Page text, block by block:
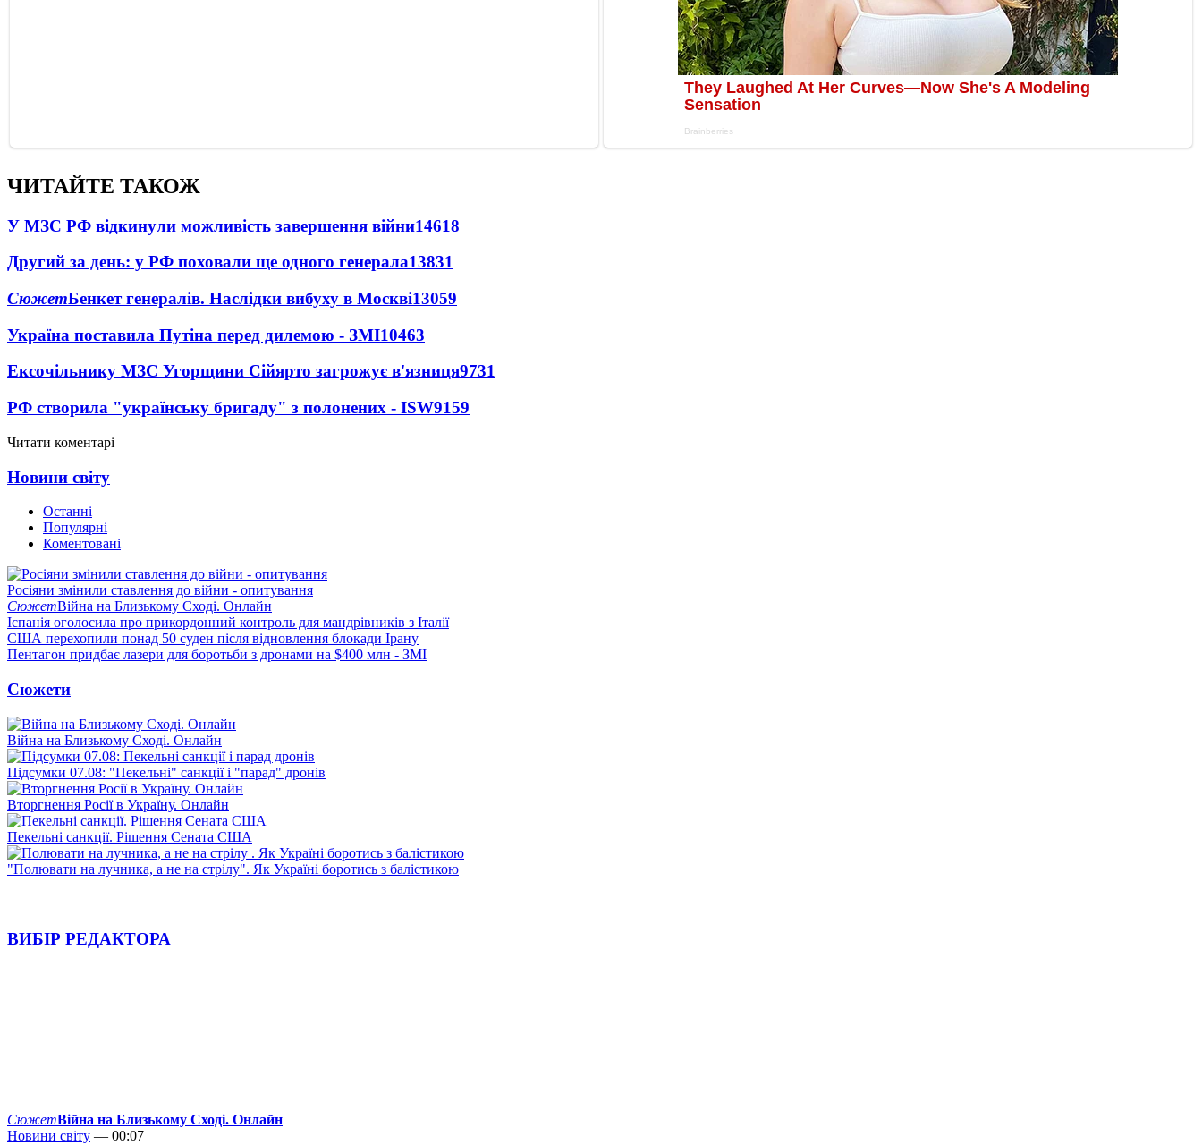
ЧИТАЙТЕ ТАКОЖ
У МЗС РФ відкинули можливість завершення війни14618
Другий за день: у РФ поховали ще одного генерала13831
СюжетБенкет генералів. Наслідки вибуху в Москві13059
Україна поставила Путіна перед дилемою - ЗМІ10463
Ексочільнику МЗС Угорщини Сійярто загрожує в'язниця9731
РФ створила "українську бригаду" з полонених - ISW9159
Читати коментарі
Новини світу
Останні
Популярні
Коментовані
Росіяни змінили ставлення до війни - опитування
СюжетВійна на Близькому Сході. Онлайн
Іспанія оголосила про прикордонний контроль для мандрівників з Італії
США перехопили понад 50 суден після відновлення блокади Ірану
Пентагон придбає лазери для боротьби з дронами на $400 млн - ЗМІ
Сюжети
Війна на Близькому Сході. Онлайн
Підсумки 07.08: "Пекельні" санкції і "парад" дронів
Вторгнення Росії в Україну. Онлайн
Пекельні санкції. Рішення Сената США
"Полювати на лучника, а не на стрілу". Як Україні боротись з балістикою
ВИБІР РЕДАКТОРА
СюжетВійна на Близькому Сході. Онлайн
Новини світу — 00:07